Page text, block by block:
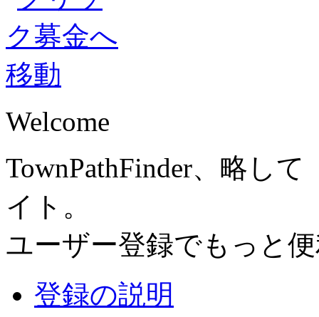
Welcome
TownPathFinder、略し
イト。
ユーザー登録でもっと
登録の説明